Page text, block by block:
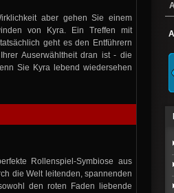
aber gehen Sie einem
von Kyra. Ein Treffen mit
geht es den Entführern
Auserwähltheit dran ist - die
Sie Kyra lebend wiedersehen
Rollenspiel-Symbiose aus
die Welt leitenden, spannenden
den roten Faden liebende